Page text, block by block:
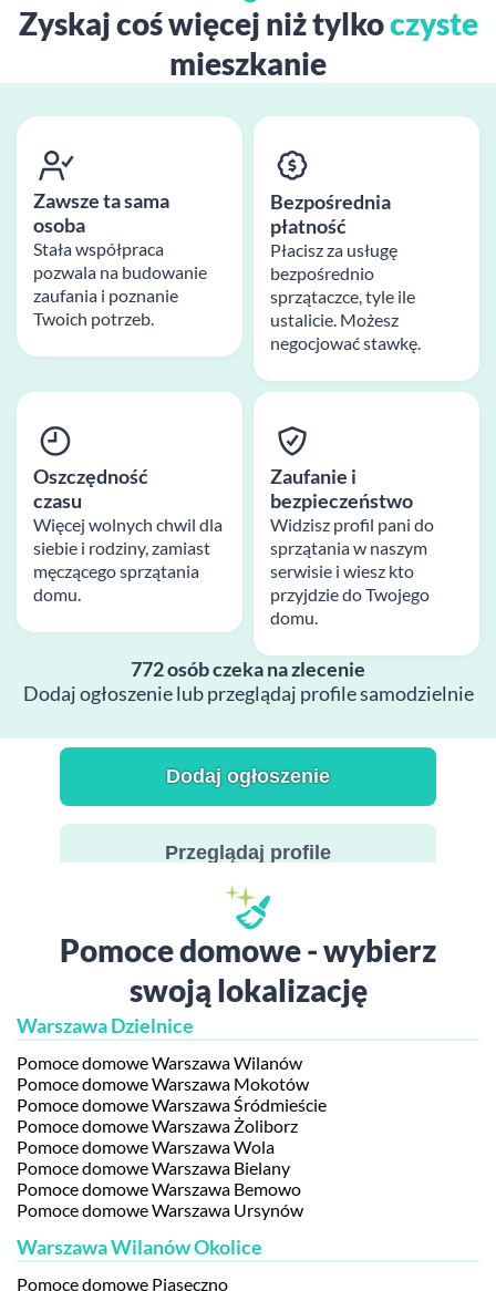
Zyskaj coś więcej niż tylkoczyste
mieszkanie
Zawsze ta sama
osoba
Stała współpraca
pozwala na budowanie
zaufania i poznanie
Twoich potrzeb.
Oszczędność
czasu
Więcej wolnych chwil dla
siebie i rodziny, zamiast
męczącego sprzątania
domu.
Bezpośrednia
płatność
Płacisz za usługę
bezpośrednio
sprzątaczce, tyle ile
ustalicie. Możesz
negocjować stawkę.
Zaufanie i
bezpieczeństwo
Widzisz profil pani do
sprzątania w naszym
serwisie i wiesz kto
przyjdzie do Twojego
domu.
772 osób czeka na zlecenie
Dodaj ogłoszenie lub przeglądaj profile samodzielnie
Dodaj ogłoszenie
Przeglądaj profile
Pomoce domowe - wybierz
swoją lokalizację
Warszawa Dzielnice
Pomoce domowe Warszawa Wilanów
Pomoce domowe Warszawa Mokotów
Pomoce domowe Warszawa Śródmieście
Pomoce domowe Warszawa Żoliborz
Pomoce domowe Warszawa Wola
Pomoce domowe Warszawa Bielany
Pomoce domowe Warszawa Bemowo
Pomoce domowe Warszawa Ursynów
Warszawa Wilanów Okolice
Pomoce domowe Piaseczno